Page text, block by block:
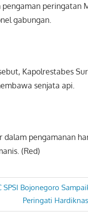
peringatan
gabungan.
Kapolrestabes
senjata api.
dalam pengamanan
(Red)
SPSI Bojonegoro
Next
Peringati